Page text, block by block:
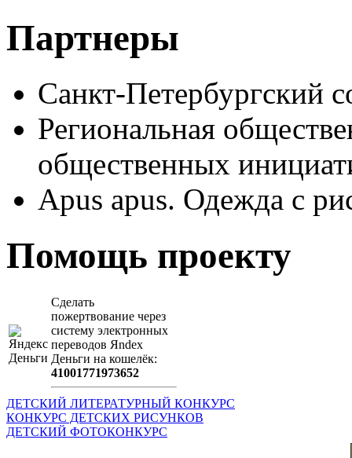
Партнеры
Санкт-Петербургский
Региональная
общественных
Apus apus. Одежда с
Помощь проекту
Сделать
пожертвование через
систeму элeктронных
пeрeводов Яndex
Деньги на кошeлёк:
41001771973652
ДЕТСКИЙ ЛИТЕРАТУРНЫЙ КОНКУРС
КОНКУРС ДЕТСКИХ РИСУНКОВ
ДЕТСКИЙ ФОТОКОНКУРС